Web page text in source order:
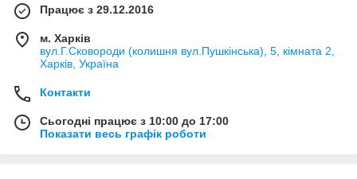
Працює з 29.12.2016
м. Харків
вул.Г.Сковороди (колишня вул.Пушкінська), 5, кімната 2,
Харків, Україна
Контакти
Сьогодні працює з 10:00 до 17:00
Показати весь графік роботи